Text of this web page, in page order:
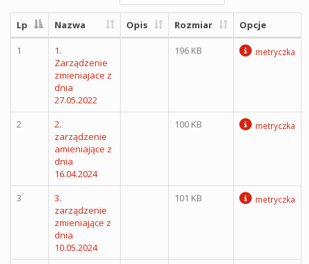
Lp Nazwa Opis Rozmiar Opcje
1
1.
Zarządzenie
zmieniajace z
dnia
27.05.2022
196 KB metryczka
2
2.
zarządzenie
amieniające z
dnia
16.04.2024
100 KB metryczka
3
3.
zarządzenie
zmieniające z
dnia
10.05.2024
101 KB metryczka